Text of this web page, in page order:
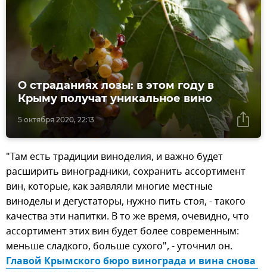
5 октября 2020, 22:13
О страданиях лозы: в этом году в
Крыму получат уникальное вино
"Там есть традиции виноделия, и важно будет
расширить виноградники, сохранить ассортимент
вин, которые, как заявляли многие местные
виноделы и дегустаторы, нужно пить стоя, - такого
качества эти напитки. В то же время, очевидно, что
ассортимент этих вин будет более современным:
меньше сладкого, больше сухого", - уточнил он.
Главой Крымского бюро винограда и вина снова